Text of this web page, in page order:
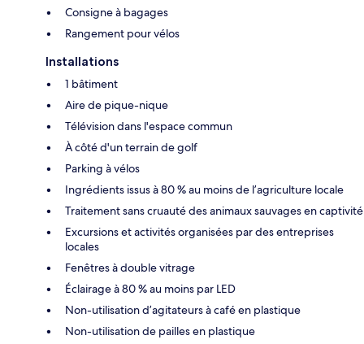
Consigne à bagages
Rangement pour vélos
Installations
1 bâtiment
Aire de pique-nique
Télévision dans l'espace commun
À côté d'un terrain de golf
Parking à vélos
Ingrédients issus à 80 % au moins de l’agriculture locale
Traitement sans cruauté des animaux sauvages en captivité
Excursions et activités organisées par des entreprises
locales
Fenêtres à double vitrage
Éclairage à 80 % au moins par LED
Non-utilisation d’agitateurs à café en plastique
Non-utilisation de pailles en plastique